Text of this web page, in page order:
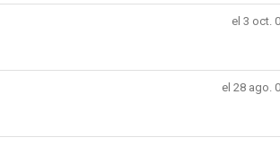
el 3 oct.
el 28 ago.